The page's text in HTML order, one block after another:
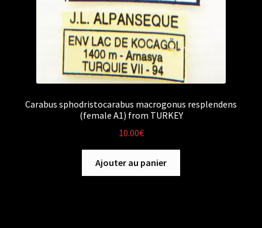
Carabus sphodristocarabus macrogonus resplendens
(female A1) from TURKEY
10.00€
Ajouter au panier